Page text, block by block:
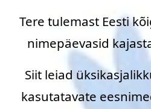
Tere tulemast Eesti
nimepäevasid
Siit leiad
kasutatavate